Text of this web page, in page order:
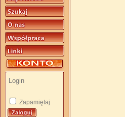
Zapamiętaj